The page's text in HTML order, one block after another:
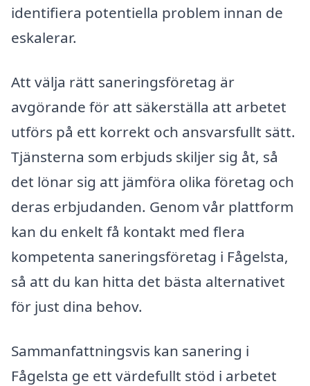
identifiera potentiella problem innan de
eskalerar.
Att välja rätt saneringsföretag är
avgörande för att säkerställa att arbetet
utförs på ett korrekt och ansvarsfullt sätt.
Tjänsterna som erbjuds skiljer sig åt, så
det lönar sig att jämföra olika företag och
deras erbjudanden. Genom vår plattform
kan du enkelt få kontakt med flera
kompetenta saneringsföretag i Fågelsta,
så att du kan hitta det bästa alternativet
för just dina behov.
Sammanfattningsvis kan sanering i
Fågelsta ge ett värdefullt stöd i arbetet